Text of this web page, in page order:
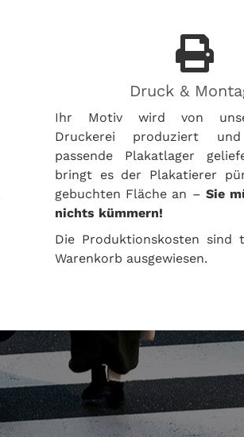
Druck &
Ihr Motiv wird von
Druckerei produziert
passende Plakatlager
bringt es der Plakatierer
gebuchten Fläche an – Sie
nichts kümmern!
Die Produktionskosten sind
Warenkorb ausgewiesen.